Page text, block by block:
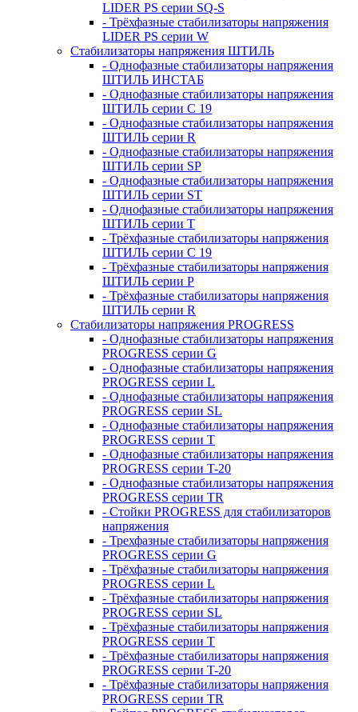
LIDER PS серии SQ-S
- Трёхфазные стабилизаторы напряжения
LIDER PS серии W
Стабилизаторы напряжения ШТИЛЬ
- Однофазные стабилизаторы напряжения
ШТИЛЬ ИНСТАБ
- Однофазные стабилизаторы напряжения
ШТИЛЬ серии C 19
- Однофазные стабилизаторы напряжения
ШТИЛЬ серии R
- Однофазные стабилизаторы напряжения
ШТИЛЬ серии SP
- Однофазные стабилизаторы напряжения
ШТИЛЬ серии ST
- Однофазные стабилизаторы напряжения
ШТИЛЬ серии T
- Трёхфазные стабилизаторы напряжения
ШТИЛЬ серии C 19
- Трёхфазные стабилизаторы напряжения
ШТИЛЬ серии P
- Трёхфазные стабилизаторы напряжения
ШТИЛЬ серии R
Стабилизаторы напряжения PROGRESS
- Однофазные стабилизаторы напряжения
PROGRESS серии G
- Однофазные стабилизаторы напряжения
PROGRESS серии L
- Однофазные стабилизаторы напряжения
PROGRESS серии SL
- Однофазные стабилизаторы напряжения
PROGRESS серии T
- Однофазные стабилизаторы напряжения
PROGRESS серии T-20
- Однофазные стабилизаторы напряжения
PROGRESS серии TR
- Стойки PROGRESS для стабилизаторов
напряжения
- Трехфазные стабилизаторы напряжения
PROGRESS серии G
- Трёхфазные стабилизаторы напряжения
PROGRESS серии L
- Трёхфазные стабилизаторы напряжения
PROGRESS серии SL
- Трёхфазные стабилизаторы напряжения
PROGRESS серии T
- Трёхфазные стабилизаторы напряжения
PROGRESS серии T-20
- Трёхфазные стабилизаторы напряжения
PROGRESS серии TR